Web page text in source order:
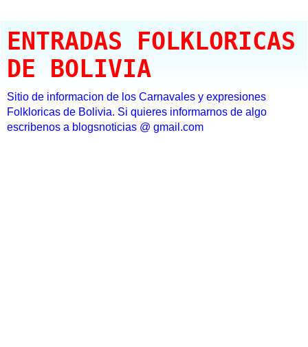
ENTRADAS FOLKLORICAS
DE BOLIVIA
Sitio de informacion de los Carnavales y expresiones
Folkloricas de Bolivia. Si quieres informarnos de algo
escribenos a blogsnoticias @ gmail.com